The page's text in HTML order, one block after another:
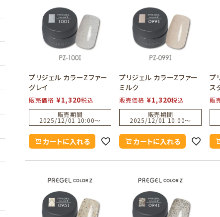
プリジェル カラーZファー
グレイ
販売価格 ¥1,320税込
販売期間
2025/12/01 10:00〜
カートに入れる
プリジェル カラーZファー
ミルク
販売価格 ¥1,320税込
販売期間
2025/12/01 10:00〜
カートに入れる
プ
ス
販